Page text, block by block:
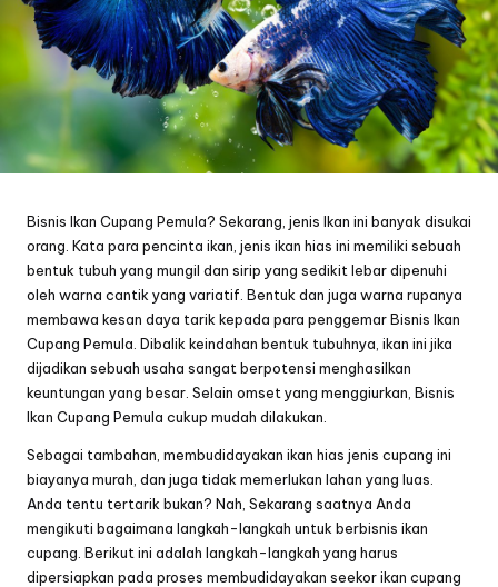
Bisnis Ikan Cupang Pemula? Sekarang, jenis Ikan ini banyak disukai
orang. Kata para pencinta ikan, jenis ikan hias ini memiliki sebuah
bentuk tubuh yang mungil dan sirip yang sedikit lebar dipenuhi
oleh warna cantik yang variatif. Bentuk dan juga warna rupanya
membawa kesan daya tarik kepada para penggemar Bisnis Ikan
Cupang Pemula. Dibalik keindahan bentuk tubuhnya, ikan ini jika
dijadikan sebuah usaha sangat berpotensi menghasilkan
keuntungan yang besar. Selain omset yang menggiurkan, Bisnis
Ikan Cupang Pemula cukup mudah dilakukan.
Sebagai tambahan, membudidayakan ikan hias jenis cupang ini
biayanya murah, dan juga tidak memerlukan lahan yang luas.
Anda tentu tertarik bukan? Nah, Sekarang saatnya Anda
mengikuti bagaimana langkah-langkah untuk berbisnis ikan
cupang. Berikut ini adalah langkah-langkah yang harus
dipersiapkan pada proses membudidayakan seekor ikan cupang